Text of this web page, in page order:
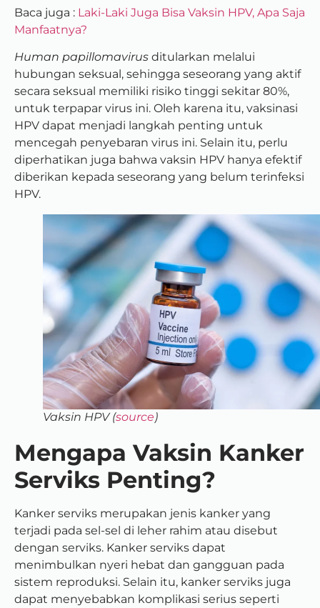
Baca juga : Laki-Laki Juga Bisa Vaksin HPV, Apa Saja
Manfaatnya?
Human papillomavirus ditularkan melalui
hubungan seksual, sehingga seseorang yang aktif
secara seksual memiliki risiko tinggi sekitar 80%,
untuk terpapar virus ini. Oleh karena itu, vaksinasi
HPV dapat menjadi langkah penting untuk
mencegah penyebaran virus ini. Selain itu, perlu
diperhatikan juga bahwa vaksin HPV hanya efektif
diberikan kepada seseorang yang belum terinfeksi
HPV.
Vaksin HPV (source)
Mengapa Vaksin Kanker
Serviks Penting?
Kanker serviks merupakan jenis kanker yang
terjadi pada sel-sel di leher rahim atau disebut
dengan serviks. Kanker serviks dapat
menimbulkan nyeri hebat dan gangguan pada
sistem reproduksi. Selain itu, kanker serviks juga
dapat menyebabkan komplikasi serius seperti